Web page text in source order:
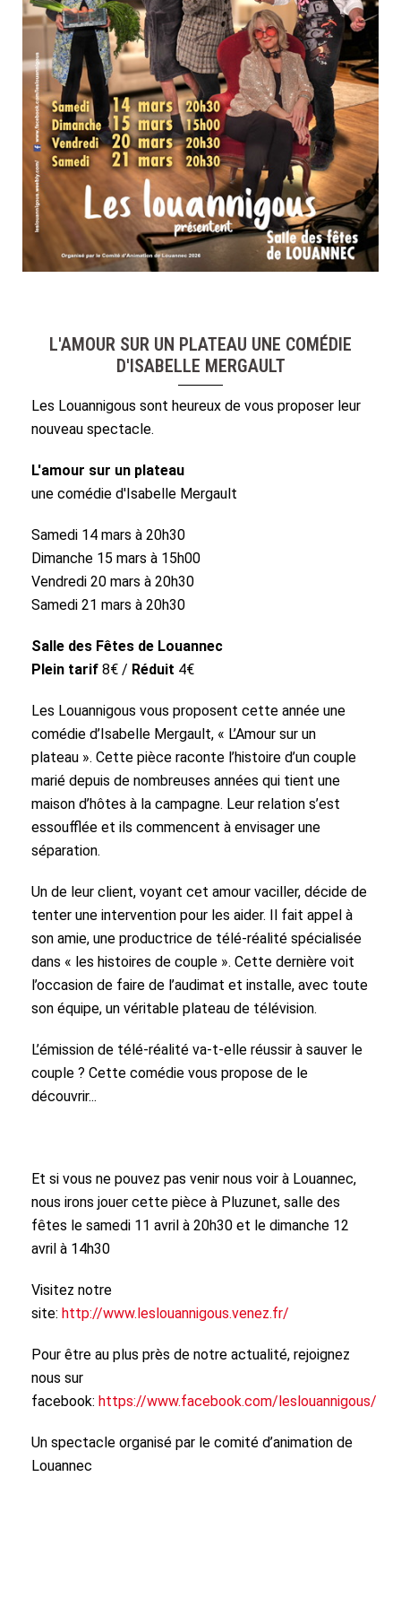
L'AMOUR SUR UN PLATEAU UNE COMÉDIE
D'ISABELLE MERGAULT
Les Louannigous sont heureux de vous proposer leur
nouveau spectacle.
L'amour sur un plateau
une comédie d'Isabelle Mergault
Samedi 14 mars à 20h30
Dimanche 15 mars à 15h00
Vendredi 20 mars à 20h30
Samedi 21 mars à 20h30
Salle des Fêtes de Louannec
Plein tarif 8€ / Réduit 4€
Les Louannigous vous proposent cette année une
comédie d’Isabelle Mergault, « L’Amour sur un
plateau ». Cette pièce raconte l’histoire d’un couple
marié depuis de nombreuses années qui tient une
maison d’hôtes à la campagne. Leur relation s’est
essoufflée et ils commencent à envisager une
séparation.
Un de leur client, voyant cet amour vaciller, décide de
tenter une intervention pour les aider. Il fait appel à
son amie, une productrice de télé-réalité spécialisée
dans « les histoires de couple ». Cette dernière voit
l’occasion de faire de l’audimat et installe, avec toute
son équipe, un véritable plateau de télévision.
L’émission de télé-réalité va-t-elle réussir à sauver le
couple ? Cette comédie vous propose de le
découvrir...
Et si vous ne pouvez pas venir nous voir à Louannec,
nous irons jouer cette pièce à Pluzunet, salle des
fêtes le samedi 11 avril à 20h30 et le dimanche 12
avril à 14h30
Visitez notre
site: http://www.leslouannigous.venez.fr/
Pour être au plus près de notre actualité, rejoignez
nous sur
facebook: https://www.facebook.com/leslouannigous/
Un spectacle organisé par le comité d’animation de
Louannec